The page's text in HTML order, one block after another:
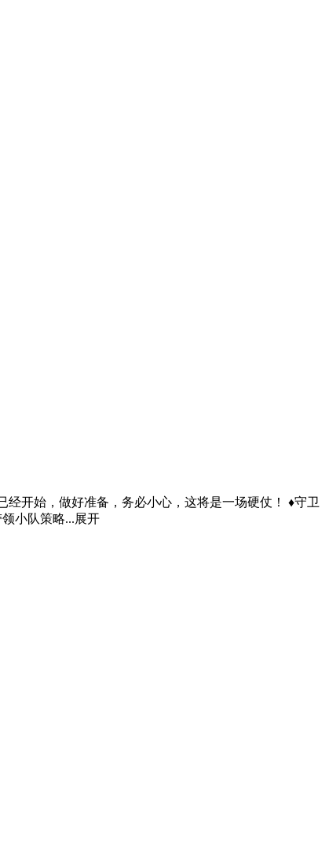
开始，做好准备，务必小心，这将是一场硬仗！ ♦守卫
小队策略...展开